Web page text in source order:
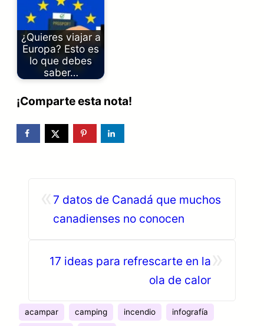
¿Quieres viajar a
Europa? Esto es
lo que debes
saber…
¡Comparte esta nota!
7 datos de Canadá que muchos
canadienses no conocen
17 ideas para refrescarte en la
ola de calor
acampar camping incendio infografía